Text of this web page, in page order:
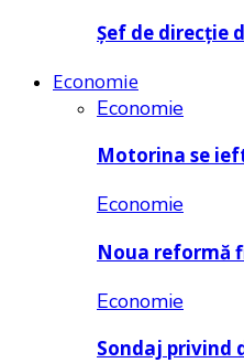
Șef de direcție
Economie
Economie
Motorina se
Economie
Noua reformă
Economie
Sondaj privind